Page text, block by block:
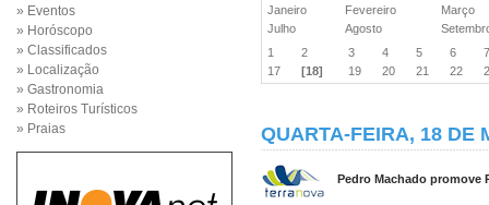
» Eventos
» Horóscopo
» Classificados
» Localização
» Gastronomia
» Roteiros Turísticos
» Praias
Janeiro
Fevereiro
Março
Julho
Agosto
1
2 3 4 5 6
17
[18] 19 20 21 22
QUARTA-FEIRA, 18 DE
Pedro Machado promove